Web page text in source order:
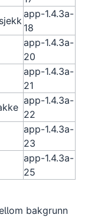
app-1.4.3a-
18
app-1.4.3a-
20
app-1.4.3a-
21
app-1.4.3a-
22
app-1.4.3a-
23
app-1.4.3a-
25
bakgrunn